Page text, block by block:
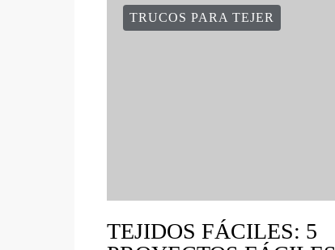
TRUCOS PARA TEJER
TEJIDOS FÁCILES: 5